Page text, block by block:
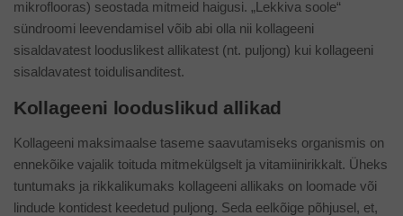
mikroflooras) seostada mitmeid haigusi. „Lekkiva soole“
sündroomi leevendamisel võib abi olla nii kollageeni
sisaldavatest looduslikest allikatest (nt. puljong) kui kollageeni
sisaldavatest toidulisanditest.
Kollageeni looduslikud allikad
Kollageeni maksimaalse taseme saavutamiseks organismis on
ennekõike vajalik toituda mitmekülgselt ja vitamiinirikkalt. Üheks
tuntumaks ja rikkalikumaks kollageeni allikaks on loomade või
lindude kontidest keedetud puljong. Seda eelkõige põhjusel, et,